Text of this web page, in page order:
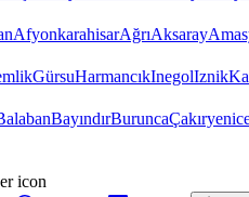
AfyonkarahisarAğrıAksaray
GürsuHarmancıkInegolIznik
BayındırBurunca